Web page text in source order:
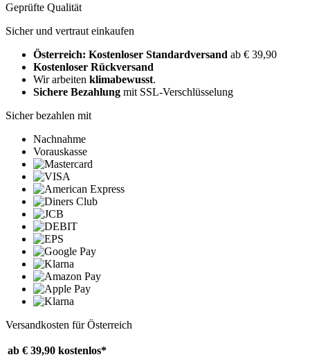
Geprüfte Qualität
Sicher und vertraut einkaufen
Österreich: Kostenloser Standardversand ab € 39,90
Kostenloser Rückversand
Wir arbeiten klimabewusst.
Sichere Bezahlung mit SSL-Verschlüsselung
Sicher bezahlen mit
Nachnahme
Vorauskasse
Versandkosten für Österreich
ab € 39,90 kostenlos*